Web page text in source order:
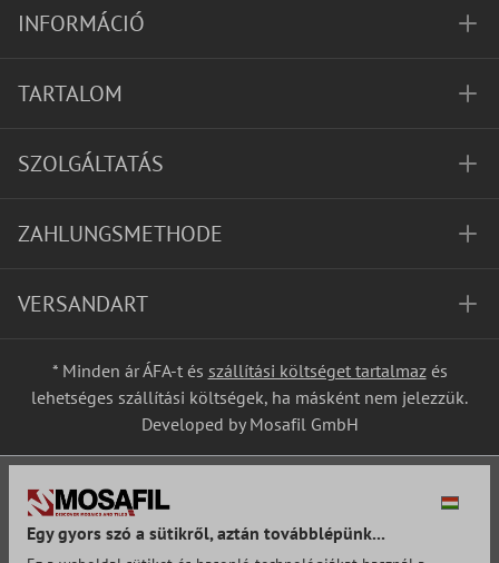
INFORMÁCIÓ
TARTALOM
SZOLGÁLTATÁS
ZAHLUNGSMETHODE
VERSANDART
* Minden ár ÁFA-t és szállítási költséget tartalmazés
lehetséges szállítási költségek, ha másként nem jelezzük.
Developed by Mosafil GmbH
Egy gyors szó a sütikről, aztán továbblépünk...